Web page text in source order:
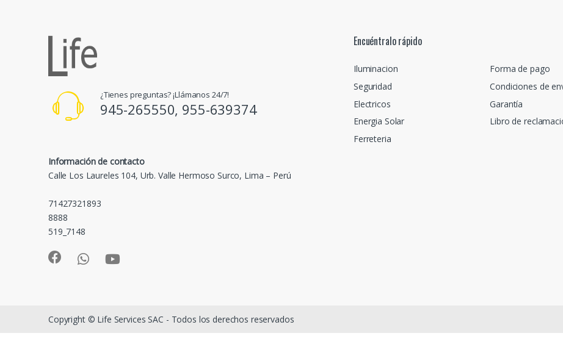
¿Tienes preguntas? ¡Llámanos 24/7!
945-265550, 955-639374
Información de contacto
Calle Los Laureles 104, Urb. Valle Hermoso Surco, Lima – Perú
71427321893
8888
519_7148
Encuéntralo rápido
Iluminacion
Seguridad
Electricos
Energia Solar
Ferreteria
Forma de pago
Condiciones de
Garantía
Libro de
Copyright © Life Services SAC - Todos los derechos reservados